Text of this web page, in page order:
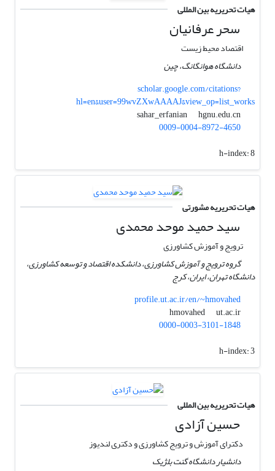
هیات تحریریه بین المللی
سحر عرفانیان
اقتصاد محیط زیست
دانشگاه هوانگانگ، چین
scholar.google.com/citations?
hl=en&user=99wvZXwAAAAJ&view_op=list_works
sahar_erfanian
hgnu.edu.cn
0009-0004-8972-4650
h-index:8
هیات تحریریه مشورتی
سید حمید موحد محمدی
ترویج و آموزش کشاورزی
گروه ترویج و آموزش کشاورزی، دانشکده اقتصاد و توسعه کشاورزی،
دانشگاه تهران، ایران، کرج
profile.ut.ac.ir/en/~hmovahed
hmovahed
ut.ac.ir
0000-0003-3101-1848
h-index:3
هیات تحریریه بین المللی
حسین آزادی
دکترای آموزش و ترویج کشاورزی و دکتری لندیوز
دانشیار دانشگاه گنت بلژیک